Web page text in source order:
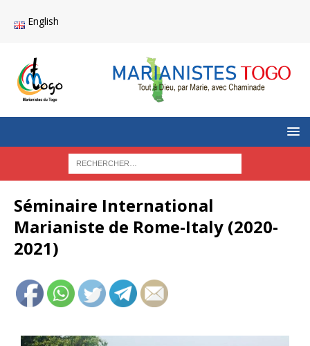
English
Séminaire International
Marianiste de Rome-Italy (2020-
2021)